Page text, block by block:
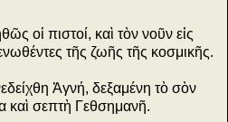
οἱ πιστοί, καὶ τὸν νοῦν εἰς
τῆς ζωῆς τῆς κοσμικῆς.
Ἁγνή, δεξαμένη τὸ σὸν
καὶ σεπτὴ Γεθσημανῆ.